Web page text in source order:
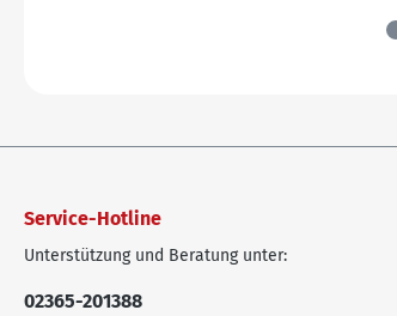
Service-Hotline
Unterstützung und Beratung unter:
02365-201388